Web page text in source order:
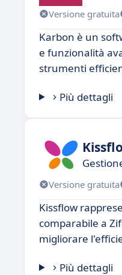
Versione gratuita
Karbon è un
e funzionalità
strumenti
Più dettagli
Versione gratuita
Kissflow
comparabile a
migliorare
Più dettagli